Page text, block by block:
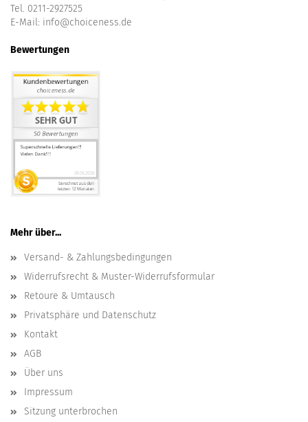
Tel. 0211-2927525
E-Mail: info@choiceness.de
Bewertungen
Mehr über...
Versand- & Zahlungsbedingungen
Widerrufsrecht & Muster-Widerrufsformular
Retoure & Umtausch
Privatsphäre und Datenschutz
Kontakt
AGB
Über uns
Impressum
Sitzung unterbrochen